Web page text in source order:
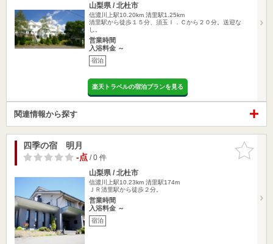
山梨県 / 北杜市
信濃川上駅10.20km 清里駅1.25km
清里駅から徒歩１５分、須玉Ｉ．Ｃから２０分。送迎な
し。
営業時間
入浴料金 ～
宿泊
楽天トラベルの宿泊プランを見る
関連情報から探す
お気に入
りに追加
四季の宿 明月
-点/ 0 件
山梨県 / 北杜市
信濃川上駅10.23km 清里駅174m
ＪＲ清里駅から徒歩２分。
営業時間
入浴料金 ～
宿泊